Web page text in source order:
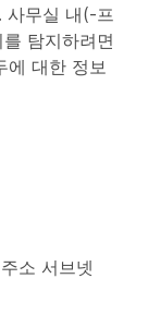
사무실 내(-프
탐지하려면
에 대한 정보
소 서브넷